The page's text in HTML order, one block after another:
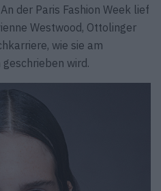
der Paris Fashion Week lief
Westwood, Ottolinger
wie sie am
wird.